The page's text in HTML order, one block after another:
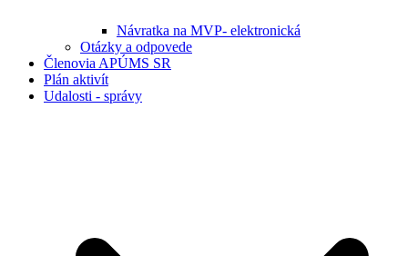
Návratka na MVP- elektronická
Otázky a odpovede
Členovia APÚMS SR
Plán aktivít
Udalosti - správy